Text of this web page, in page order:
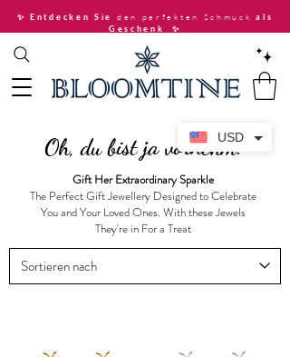
✨ Entdecken Sie den perfekten Schmuckals
Geschenk
✨
Oh, du bist ja vornehm.
Gift Her Extraordinary Sparkle
The Perfect Gift Jewellery Designed to Celebrate
You and Your Loved Ones. With these Jewels
They're in For a Treat
USD